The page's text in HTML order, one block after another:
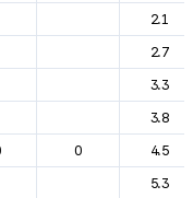
2.1
2.7
3.3
3.8
0
4.5
5.3